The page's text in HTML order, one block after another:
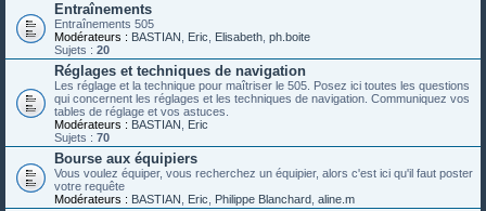
Entraînements
Entraînements 505
Modérateurs : BASTIAN Eric Elisabeth ph.boite
Sujets : 20
Réglages et techniques de navigation
Les réglage et la technique pour maîtriser le 505. Posez ici toutes les questions
qui concernent les réglages et les techniques de navigation. Communiquez vos
tables de réglage et vos astuces.
Modérateurs : BASTIAN
Eric
Sujets : 70
Bourse aux équipiers
Vous voulez équiper, vous recherchez un équipier, alors c'est ici qu'il faut poster
votre requête
Modérateurs : BASTIAN Eric Philippe Blanchard aline.m